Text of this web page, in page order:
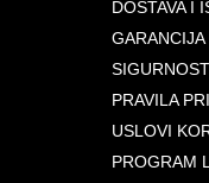
DOSTAVA I
PRAVILA
USLOVI
PROGRAM